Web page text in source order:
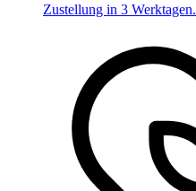
Zustellung in 3 Werktagen.